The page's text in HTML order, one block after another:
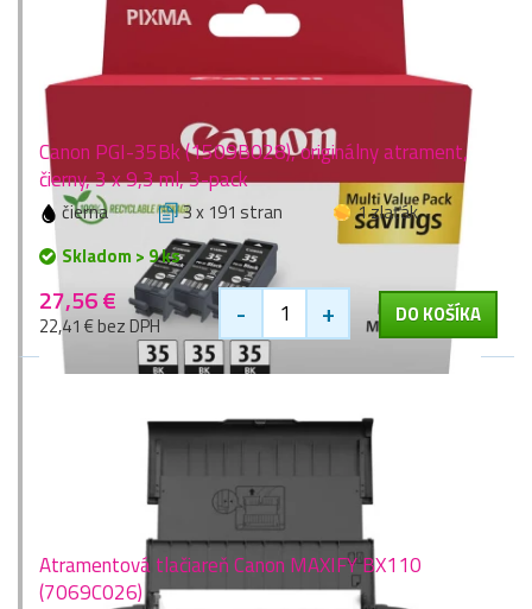
Canon PGI-35Bk (1509B028), originálny atrament,
čierny, 3 x 9,3 ml, 3-pack
čierna 3 x 191 stran
1 zlaťák
Skladom > 9 ks
27,56 €
22,41 € bez DPH - + DO KOŠÍKA
Atramentová tlačiareň Canon MAXIFY BX110
(7069C026)